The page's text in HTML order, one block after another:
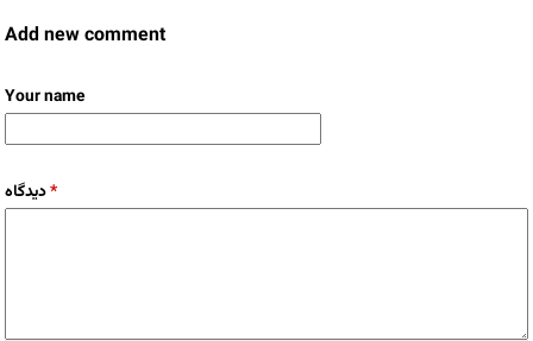
Add new comment
Your name
دیدگاه*